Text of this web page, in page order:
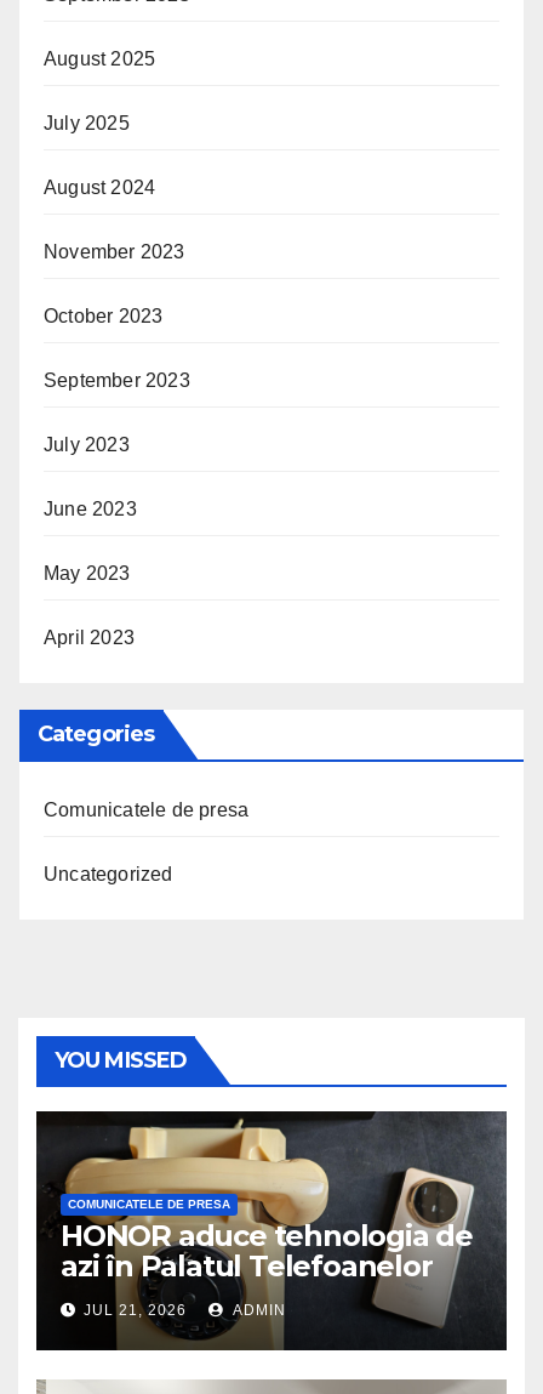
August 2025
July 2025
August 2024
November 2023
October 2023
September 2023
July 2023
June 2023
May 2023
April 2023
Categories
Comunicatele de presa
Uncategorized
YOU MISSED
COMUNICATELE DE PRESA
HONOR aduce tehnologia de
azi în Palatul Telefoanelor
JUL 21, 2026 ADMIN